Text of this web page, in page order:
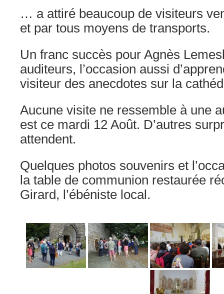
… a attiré beaucoup de visiteurs
et par tous moyens de transports.
Un franc succès pour Agnès
auditeurs, l’occasion aussi
visiteur des anecdotes sur la
Aucune visite ne ressemble à une
est ce mardi 12 Août. D’autres
attendent.
Quelques photos souvenirs et
la table de communion restaurée
Girard, l’ébéniste local.